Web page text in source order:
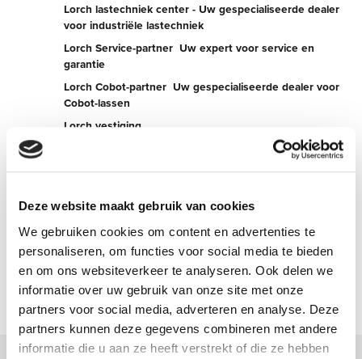
Deze website maakt gebruik van cookies
We gebruiken cookies om content en advertenties te
personaliseren, om functies voor social media te bieden
en om ons websiteverkeer te analyseren. Ook delen we
informatie over uw gebruik van onze site met onze
partners voor social media, adverteren en analyse. Deze
partners kunnen deze gegevens combineren met andere
informatie die u aan ze heeft verstrekt of die ze hebben
Lorch lastechniek center - Uw gespecialiseerde dealer
voor industriële lastechniek
Lorch Service-partner  Uw expert voor service en
garantie
Lorch Cobot-partner  Uw gespecialiseerde dealer voor
Cobot-lassen
Lorch vestiging
+919831027201
Nu contact opnemen